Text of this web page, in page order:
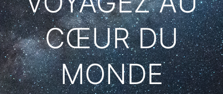
CŒUR DU
MONDE